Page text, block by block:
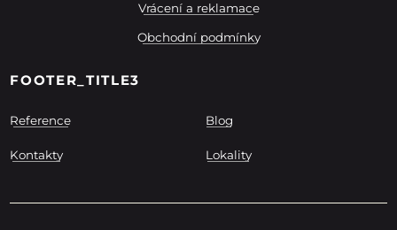
Vrácení a reklamace
Obchodní podmínky
FOOTER_TITLE3
Reference Blog
Kontakty Lokality